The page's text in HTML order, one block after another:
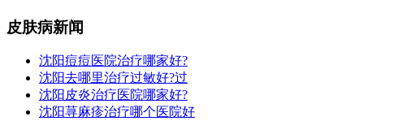
皮肤病新闻
沈阳痘痘医院治疗哪家好?
沈阳去哪里治疗过敏好?过
沈阳皮炎治疗医院哪家好?
沈阳荨麻疹治疗哪个医院好